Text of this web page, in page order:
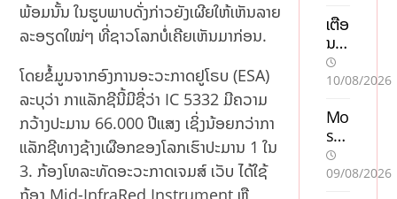
ພ້ອມນັ້ນ ໃນຮູບພາບດັ່ງກ່າວຍັງເຜີຍໃຫ້ເຫັນລາຍ
ລະອຽດໃໝ່ໆ ທີ່ຊາວໂລກບໍ່ເຄີຍເຫັນມາກ່ອນ.
ໂດຍຂໍ້ມູນຈາກອົງການອະວະກາດຢູໂຣບ (ESA)
ລະບຸວ່າ ກາແລັກຊີນີ້ມີຊື່ວ່າ IC 5332 ມີຄວາມ
ກວ້າງປະມານ 66.000 ປີແສງ ເຊິ່ງນ້ອຍກວ່າກາ
ແລັກຊີທາງຊ້າງເຜືອກຂອງໂລກເຮົາປະມານ 1 ໃນ
3. ກ້ອງໂທລະທັດອະວະກາດເຈມສ໌ ເວັບ ໄດ້ໃຊ້
ກ້ອງ Mid-InfraRed Instrument ຫຼື
ເຕືອ
ນ 9
ເມືອ
ງ
ຫວັ
ນ
ນະ
ເຂດ
10/08/2026
Mo
stb
et
Az
09/08/2026